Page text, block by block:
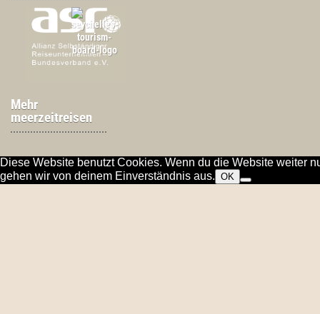
Mehr
meerzeitreisen
Diese Website benutzt Cookies. Wenn du die Website weiter
gehen wir von deinem Einverständnis aus. OK